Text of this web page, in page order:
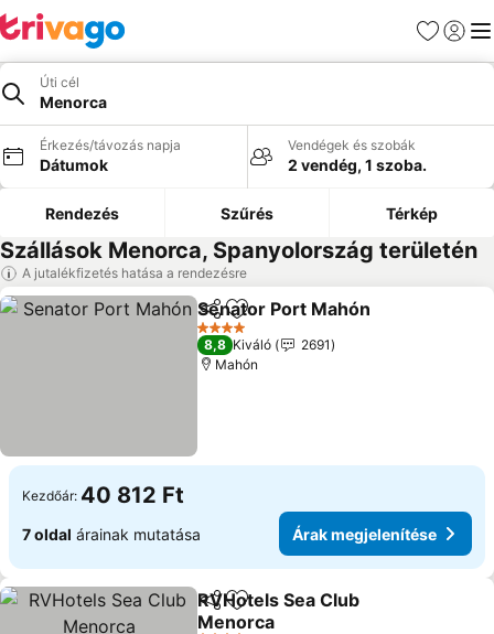
Kedvencek
Úti cél
Menorca
Érkezés/távozás napja
Dátumok
Vendégek és szobák
2 vendég, 1 szoba.
Rendezés Szűrés Térkép
Szállások Menorca, Spanyolország területén
A jutalékfizetés hatása a rendezésre
MegosztásHozzáadás a kedvencekhez
Senator Port Mahón
4 Kategória
8,8 Kiváló
2691
Mahón
Kezdőár: 40 812 Ft
7 oldal árainak mutatása Árak megjelenítése
Megosztás
Hozzáadás a kedvencekhez
RVHotels Sea Club
Menorca